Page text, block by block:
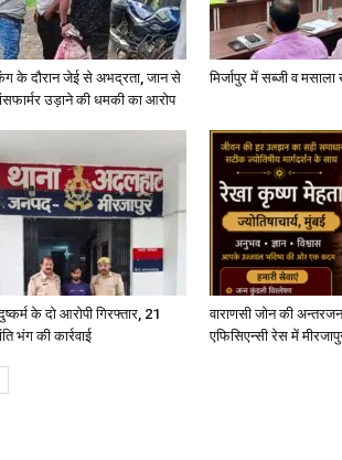
के दौरान जेई से अभद्रता, जान से
उड़ाने की धमकी का आरोप
मिर्जापुर में सब्जी व मसाला
के दो आरोपी गिरफ्तार, 21
भंग की कार्रवाई
वाराणसी जोन की
एफिसिएन्सी रेस में